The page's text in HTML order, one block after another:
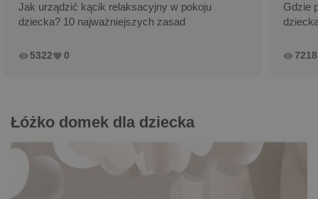
Jak urządzić kącik relaksacyjny w pokoju
dziecka? 10 najważniejszych zasad
remove_red_eye 5322favorite 0
Gdzie
remove_red_eye 7218
Łóżko domek dla dziecka